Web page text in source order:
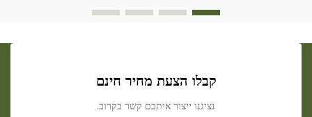
קבלו הצעת מחיר חינם
נציגנו ייצור איתכם קשר בקרוב.